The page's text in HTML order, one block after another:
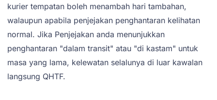
kurier tempatan boleh menambah hari tambahan,
walaupun apabila penjejakan penghantaran kelihatan
normal. Jika Penjejakan anda menunjukkan
penghantaran "dalam transit" atau "di kastam" untuk
masa yang lama, kelewatan selalunya di luar kawalan
langsung QHTF.